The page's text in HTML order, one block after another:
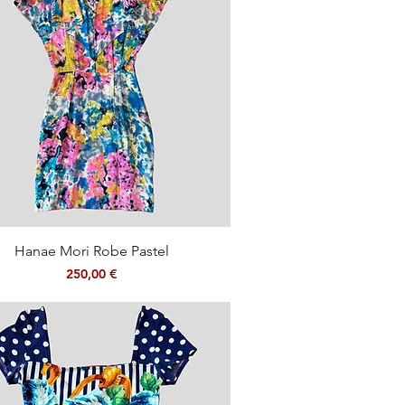
Aperçu rapide
Hanae Mori Robe Pastel
Prix
250,00 €